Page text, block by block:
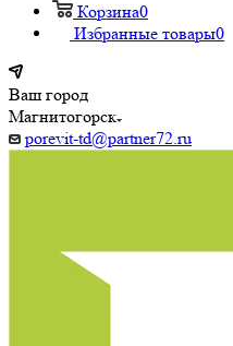
Корзина0
Избранные товары0
Ваш город
Магнитогорск
porevit-td@partner72.ru